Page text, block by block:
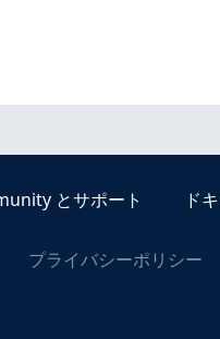
とサポート ド
プライバシーポリシー